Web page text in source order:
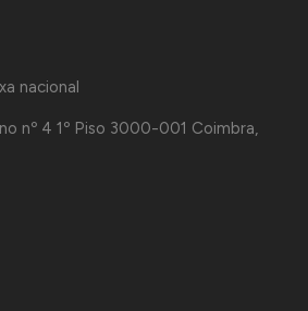
nacional
nº 4 1º Piso 3000-001 Coimbra,